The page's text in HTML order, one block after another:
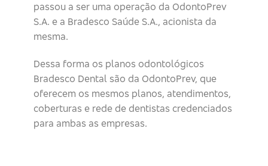
passou a ser uma operação da OdontoPrev
S.A. e a Bradesco Saúde S.A., acionista da
mesma.
Dessa forma os planos odontológicos
Bradesco Dental são da OdontoPrev, que
oferecem os mesmos planos, atendimentos,
coberturas e rede de dentistas credenciados
para ambas as empresas.